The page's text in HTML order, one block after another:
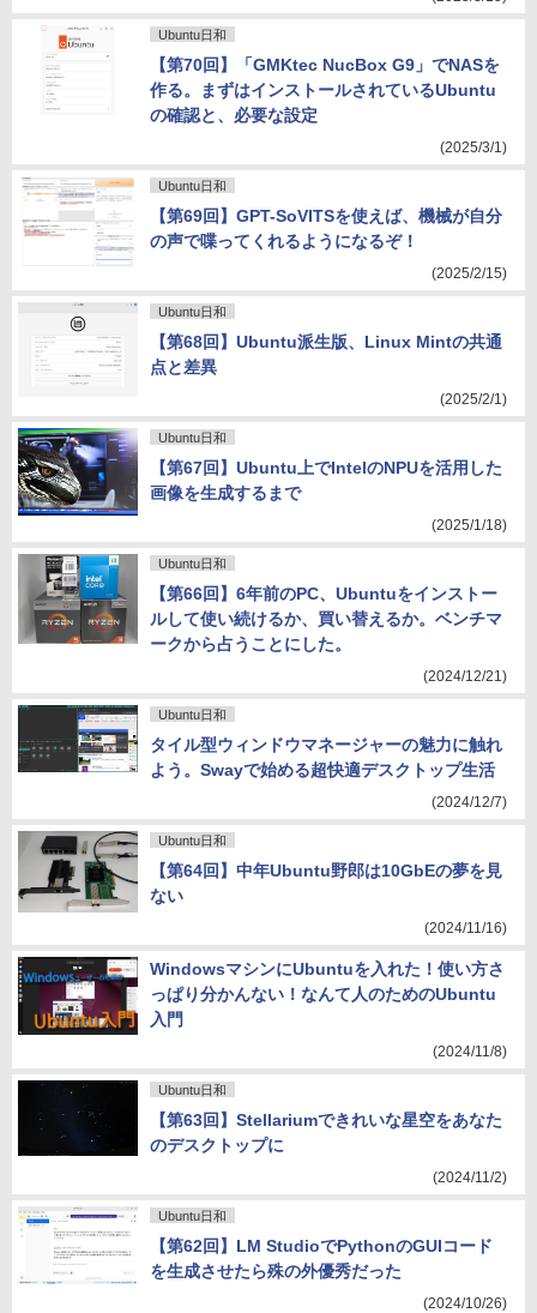
Ubuntu日和
【第70回】「GMKtec NucBox G9」でNASを
作る。まずはインストールされているUbuntu
の確認と、必要な設定
(2025/3/1)
Ubuntu日和
【第69回】GPT-SoVITSを使えば、機械が自分
の声で喋ってくれるようになるぞ！
(2025/2/15)
Ubuntu日和
【第68回】Ubuntu派生版、Linux Mintの共通
点と差異
(2025/2/1)
Ubuntu日和
【第67回】Ubuntu上でIntelのNPUを活用した
画像を生成するまで
(2025/1/18)
Ubuntu日和
【第66回】6年前のPC、Ubuntuをインストー
ルして使い続けるか、買い替えるか。ベンチマ
ークから占うことにした。
(2024/12/21)
Ubuntu日和
タイル型ウィンドウマネージャーの魅力に触れ
よう。Swayで始める超快適デスクトップ生活
(2024/12/7)
Ubuntu日和
【第64回】中年Ubuntu野郎は10GbEの夢を見
ない
(2024/11/16)
WindowsマシンにUbuntuを入れた！使い方さ
っぱり分かんない！なんて人のためのUbuntu
入門
(2024/11/8)
Ubuntu日和
【第63回】Stellariumできれいな星空をあなた
のデスクトップに
(2024/11/2)
Ubuntu日和
【第62回】LM StudioでPythonのGUIコード
を生成させたら殊の外優秀だった
(2024/10/26)